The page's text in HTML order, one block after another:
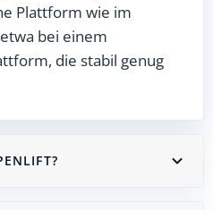
Plattform wie im
bei einem
die stabil genug